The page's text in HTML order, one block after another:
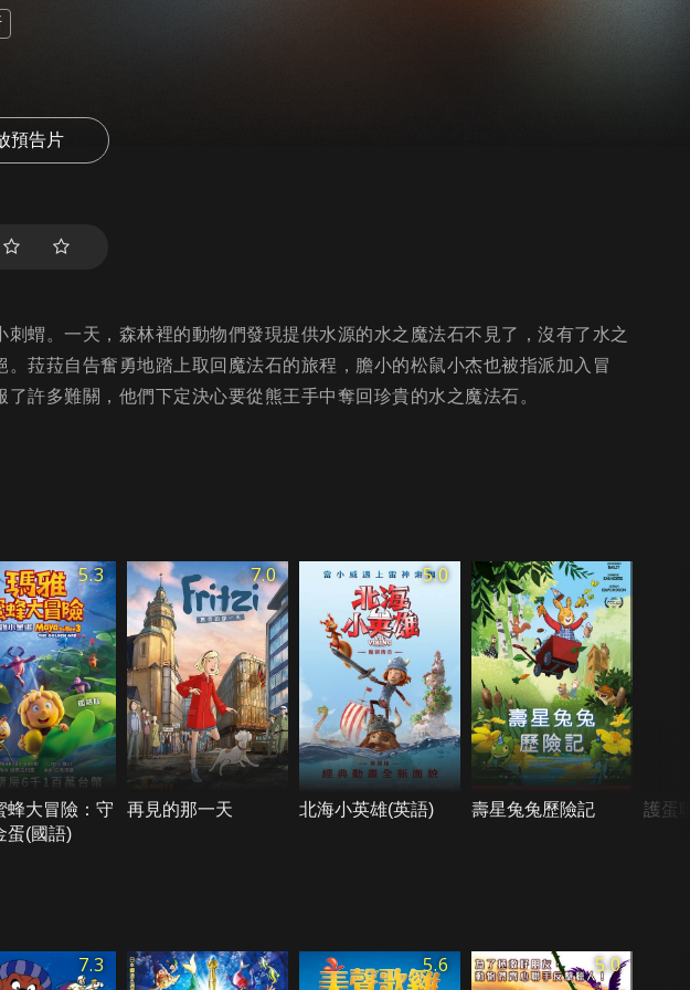
預告片
蝟。一天，森林裡的動物們發現提供水源的水之魔法石不見了，沒有了水之
。菈菈自告奮勇地踏上取回魔法石的旅程，膽小的松鼠小杰也被指派加入冒
許多難關，他們下定決心要從熊王手中奪回珍貴的水之魔法石。
5.3
蜂大冒險：守
蛋(國語)
7.0
再見的那一天
5.0
北海小英雄(英語) 壽星兔兔歷險記 護蛋
7.3 5.6 5.0